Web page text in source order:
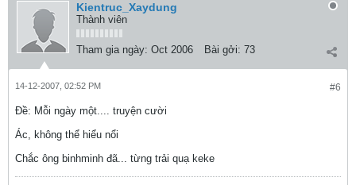
Kientruc_Xaydung
Thành viên
Tham gia ngày: Oct 2006 Bài gởi: 73
#6
14-12-2007, 02:52 PM
Ðề: Mỗi ngày một.... truyện cười
Ác, không thể hiểu nổi
Chắc ông binhminh đã... từng trải quạ keke